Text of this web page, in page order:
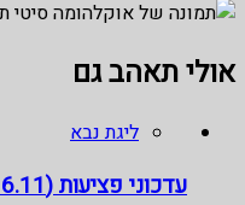
אולי תאהב גם
ליגת נבא
עדכוני פציעות (16.11)